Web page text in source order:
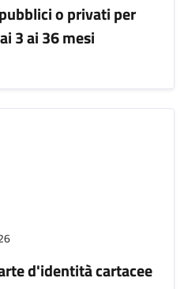
o privati per
3 ai 36 mesi
d'identità cartacee